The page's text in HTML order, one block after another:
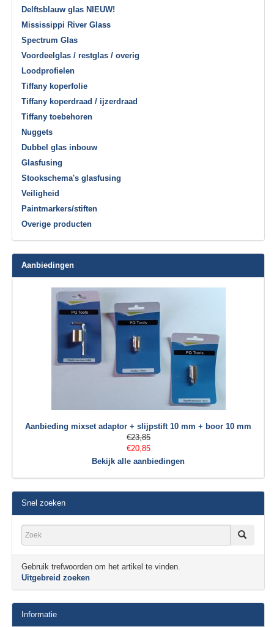
Delftsblauw glas NIEUW!
Mississippi River Glass
Spectrum Glas
Voordeelglas / restglas / overig
Loodprofielen
Tiffany koperfolie
Tiffany koperdraad / ijzerdraad
Tiffany toebehoren
Nuggets
Dubbel glas inbouw
Glasfusing
Stookschema's glasfusing
Veiligheid
Paintmarkers/stiften
Overige producten
Aanbiedingen
Aanbieding mixset adaptor + slijpstift 10 mm + boor 10 mm
€23,85
€20,85
Bekijk alle aanbiedingen
Snel zoeken
Gebruik trefwoorden om het artikel te vinden.
Uitgebreid zoeken
Informatie